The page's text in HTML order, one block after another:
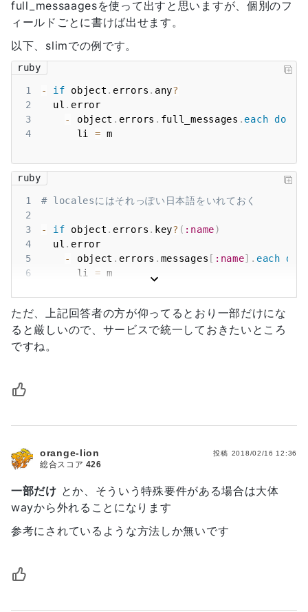
full_messaagesを使って出すと思いますが、個別のフ
ィールドごとに書けば出せます。
以下、slimでの例です。
ruby
1 - if object . errors . any?
2
  ul
.
3
- object . errors . full_messages . each do
4
      li
= m
ruby
1
# localesにはそれっぽい日本語をいれておく
2
3
- if object . errors . key? ( :name)
4
  ul
.
5
- object . errors . messages [ :name] . each do
6
      li
= m
ただ、上記回答者の方が仰ってるとおり一部だけにな
ると厳しいので、サービスで統一しておきたいところ
ですね。
一部だけ とか、そういう特殊要件がある場合は大体
wayから外れることになります
参考にされているような方法しか無いです
投稿 2018/02/16 12:36
orange-lion
総合スコア 426